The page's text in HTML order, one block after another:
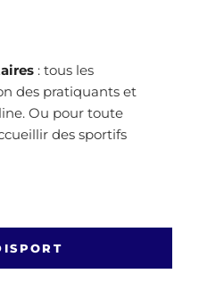
: tous les
des pratiquants et
Ou pour toute
des sportifs